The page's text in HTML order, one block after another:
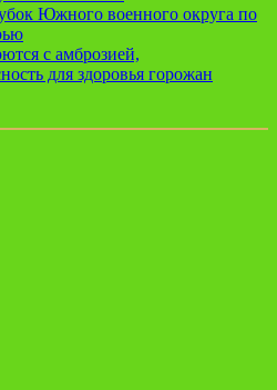
Южного военного округа по
с амброзией,
для здоровья горожан